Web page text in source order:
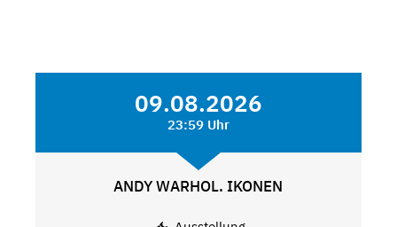
09.08.2026
23:59 Uhr
ANDY WARHOL. IKONEN